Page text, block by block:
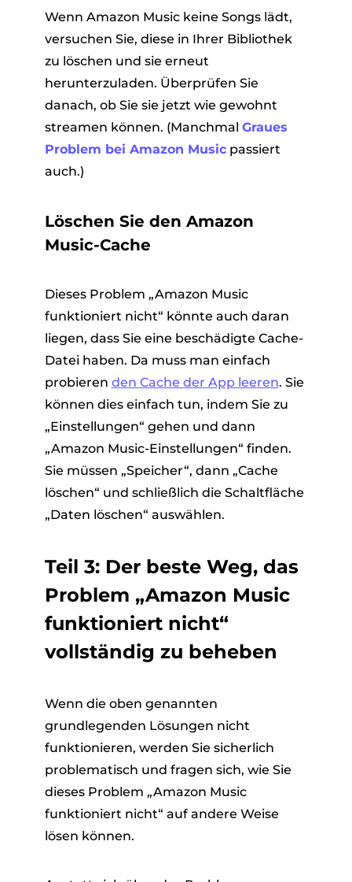
Wenn Amazon Music keine Songs lädt,
versuchen Sie, diese in Ihrer Bibliothek
zu löschen und sie erneut
herunterzuladen. Überprüfen Sie
danach, ob Sie sie jetzt wie gewohnt
streamen können. (Manchmal Graues
Problem bei Amazon Musicpassiert
auch.)
Löschen Sie den Amazon
Music-Cache
Dieses Problem „Amazon Music
funktioniert nicht“ könnte auch daran
liegen, dass Sie eine beschädigte Cache-
Datei haben. Da muss man einfach
probieren den Cache der App leeren. Sie
können dies einfach tun, indem Sie zu
„Einstellungen“ gehen und dann
„Amazon Music-Einstellungen“ finden.
Sie müssen „Speicher“, dann „Cache
löschen“ und schließlich die Schaltfläche
„Daten löschen“ auswählen.
Teil 3: Der beste Weg, das
Problem „Amazon Music
funktioniert nicht“
vollständig zu beheben
Wenn die oben genannten
grundlegenden Lösungen nicht
funktionieren, werden Sie sicherlich
problematisch und fragen sich, wie Sie
dieses Problem „Amazon Music
funktioniert nicht“ auf andere Weise
lösen können.